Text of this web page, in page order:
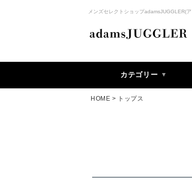
メンズセレクトショップadamsJUGGLER(
カテゴリー
HOME トップス